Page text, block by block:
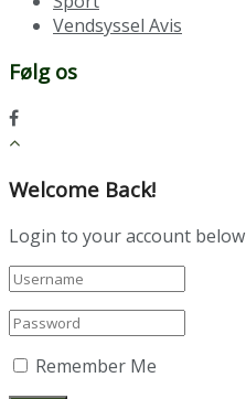
Vendsyssel Avis
Følg os
Welcome Back!
Login to your account below
Remember Me